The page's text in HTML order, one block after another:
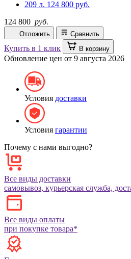
209 л. 124 800 руб.
124 800 руб.
Отложить Сравнить
Купить в 1 клик В корзину
Обновление цен от 9 августа 2026
Условия доставки
Условия гарантии
Почему с нами выгодно?
Все виды доставки
самовывоз, курьерская служба,
Все виды оплаты
при покупке товара*